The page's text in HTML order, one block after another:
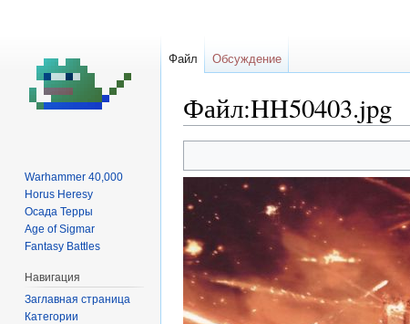
Файл:HH50403.jpg
к
навигации
к
поиску
Файл Обсуждение
Warhammer 40,000
Horus Heresy
Осада Терры
Age of Sigmar
Fantasy Battles
Навигация
Заглавная страница
Категории